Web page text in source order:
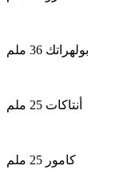
بولهراتك 36 ملم
أنتاكات 25 ملم
كامور 25 ملم